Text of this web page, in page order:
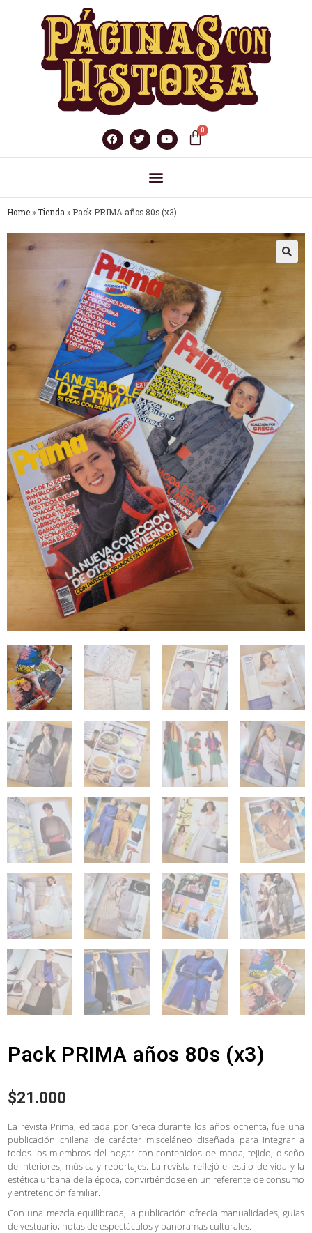
Home » Tienda » Pack PRIMA años 80s (x3)
Pack PRIMA años 80s (x3)
$21.000
La revista Prima, editada por Greca durante los años ochenta, fue una
publicación chilena de carácter misceláneo diseñada para integrar a
todos los miembros del hogar con contenidos de moda, tejido, diseño
de interiores, música y reportajes. La revista reflejó el estilo de vida y la
estética urbana de la época, convirtiéndose en un referente de consumo
y entretención familiar.
Con una mezcla equilibrada, la publicación ofrecía manualidades, guías
de vestuario, notas de espectáculos y panoramas culturales.